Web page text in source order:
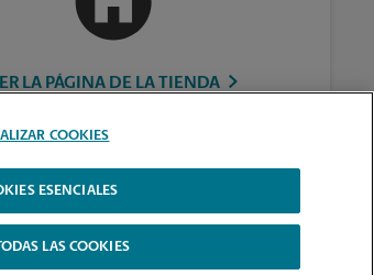
LA PÁGINA DE LA TIENDA
COOKIES
ESENCIALES
LAS COOKIES